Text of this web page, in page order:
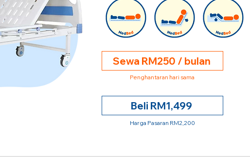
Sewa RM250 / bulan
Penghantaran hari sama
Beli RM1,499
Harga Pasaran RM2,200